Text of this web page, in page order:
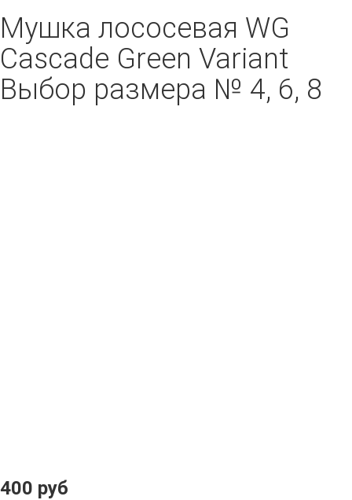
Мушка лососевая WG
Cascade Green Variant
Выбор размера № 4, 6, 8
400 руб